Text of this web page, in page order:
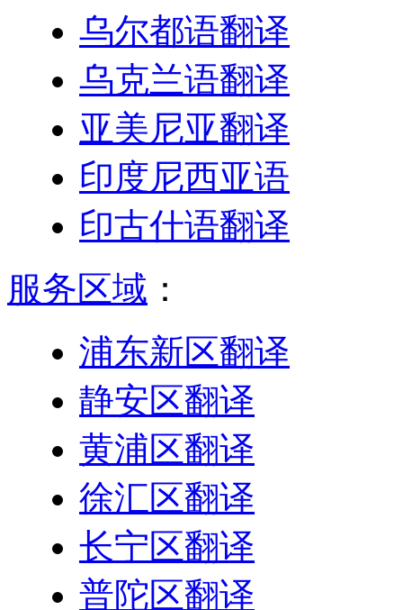
乌尔都语翻译
乌克兰语翻译
亚美尼亚翻译
印度尼西亚语
印古什语翻译
服务区域 ：
浦东新区翻译
静安区翻译
黄浦区翻译
徐汇区翻译
长宁区翻译
普陀区翻译